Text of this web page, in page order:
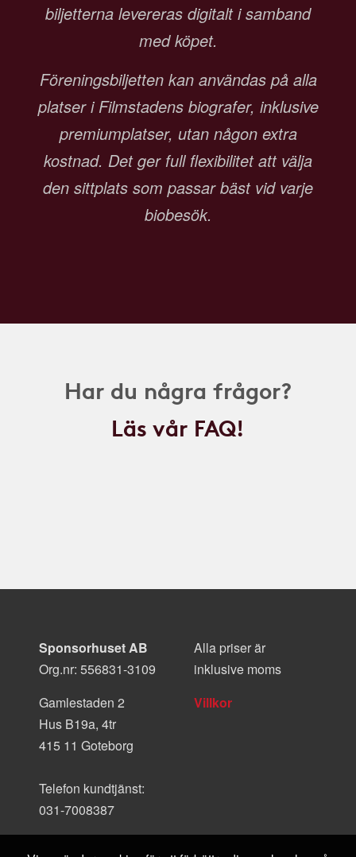
biljetterna levereras digitalt i samband
med köpet.
Föreningsbiljetten kan användas på alla
platser i Filmstadens biografer, inklusive
premiumplatser, utan någon extra
kostnad. Det ger full flexibilitet att välja
den sittplats som passar bäst vid varje
biobesök.
Har du några frågor?
Läs vår FAQ!
Sponsorhuset AB
Org.nr: 556831-3109
Gamlestaden 2
Hus B19a, 4tr
415 11 Goteborg
Telefon kundtjänst:
031-7008387
Alla priser är
inklusive moms
Villkor